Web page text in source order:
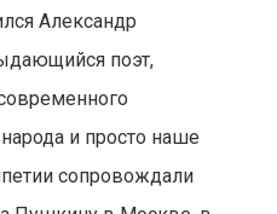
Александр
поэт,
и просто наше
сопровождали